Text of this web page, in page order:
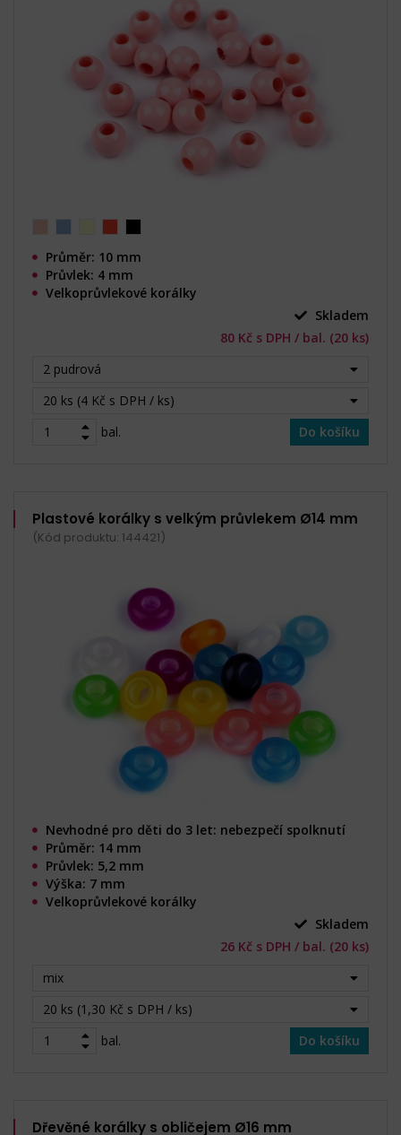
Průměr: 10 mm
Průvlek: 4 mm
Velkoprůvlekové korálky
Skladem
80 Kč s DPH / bal. (20 ks)
2 pudrová
20 ks (4 Kč s DPH / ks)
bal.
Do košíku
Plastové korálky s velkým průvlekem Ø14 mm
(Kód produktu: 144421)
Nevhodné pro děti do 3 let: nebezpečí spolknutí
Průměr: 14 mm
Průvlek: 5,2 mm
Výška: 7 mm
Velkoprůvlekové korálky
Skladem
26 Kč s DPH / bal. (20 ks)
mix
20 ks (1,30 Kč s DPH / ks)
bal.
Do košíku
Dřevěné korálky s obličejem Ø16 mm